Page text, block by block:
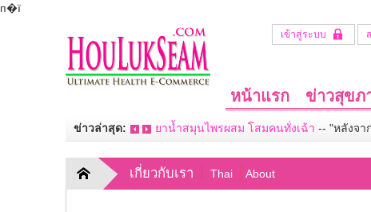
п�ї
เข้าสู่ระบบ
หน้าแรก ข่าวสุขภ
ข่าวล่าสุด: ยาน้ำสมุนไพรผสม โสมคนทั่งเฉ้า -- "หลังจา
เกี่ยวกับเรา Thai About